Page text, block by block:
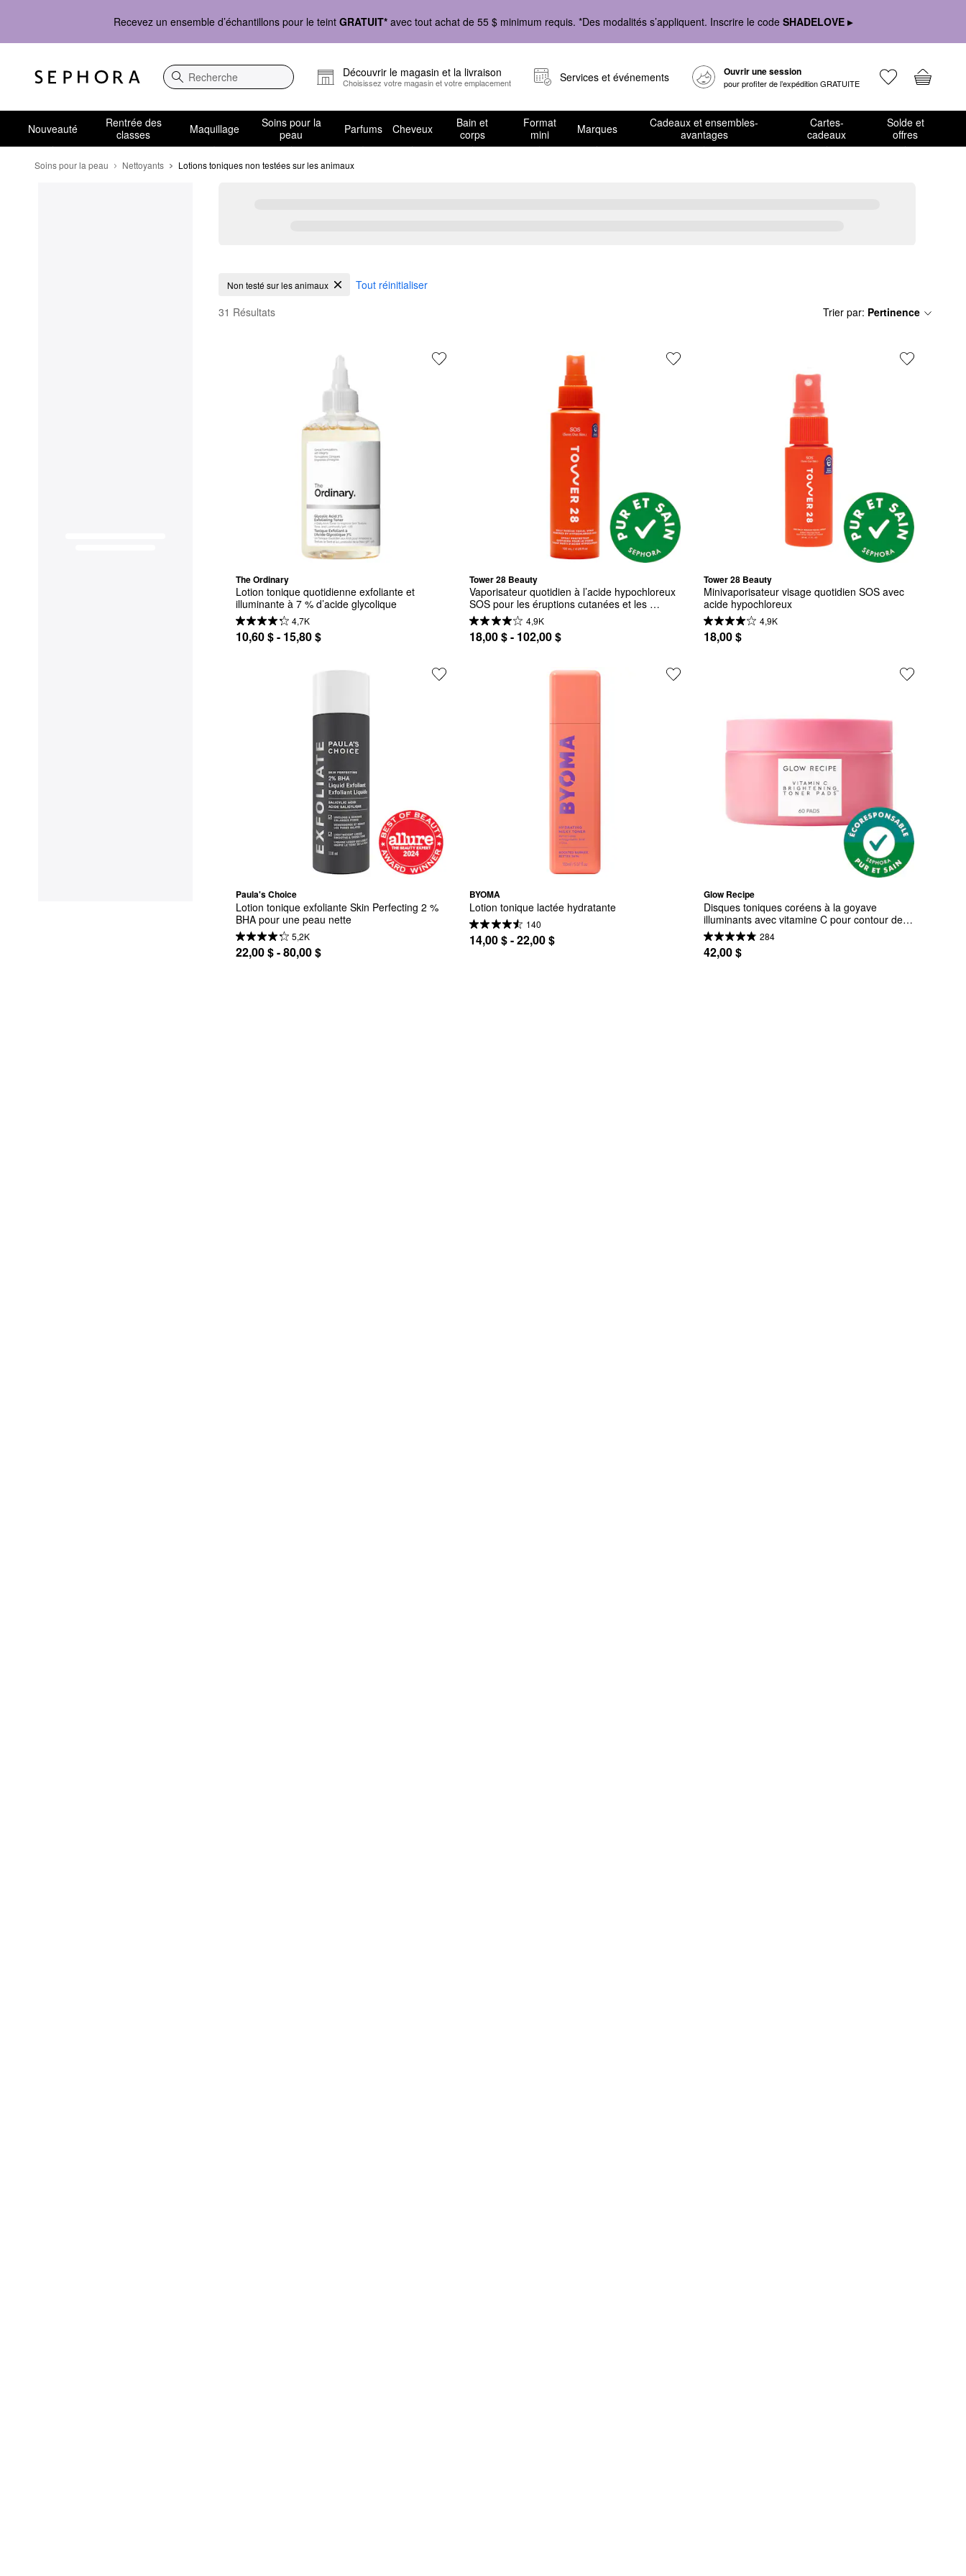
Recevez un ensemble d’échantillons pour le teint GRATUIT* avec tout achat de 55 $ minimum requis. *Des modalités s’appliquent. Inscrire le code SHADELOVE ▸
Recherche
Découvrir le magasin et la livraison
Choisissez votre magasin et votre emplacement Services et événements Ouvrir une session
pour profiter de l’expédition GRATUITE
Nouveauté
Rentrée des
classes
Maquillage
Soins pour la
peau
Parfums Cheveux
Bain et
corps
Format
mini
Marques
Cadeaux et ensembles-
avantages
Cartes-
cadeaux
Solde et
offres
Soins pour la peau Nettoyants Lotions toniques non testées sur les animaux
Lotions toniques non testées sur les animaux
Non testé sur les animaux
Tout réinitialiser
31 Résultats
Trier par: Pertinence
The Ordinary
Lotion tonique quotidienne exfoliante et
illuminante à 7 % d’acide glycolique
4,7K
10,60 $ - 15,80 $
Tower 28 Beauty
Vaporisateur quotidien à l’acide hypochloreux
SOS pour les éruptions cutanées et les
rougeurs
4,9K
18,00 $ - 102,00 $
Tower 28 Beauty
Minivaporisateur visage quotidien SOS avec
acide hypochloreux
4,9K
18,00 $
Paula's Choice
Lotion tonique exfoliante Skin Perfecting 2 %
BHA pour une peau nette
5,2K
22,00 $ - 80,00 $
BYOMA
Lotion tonique lactée hydratante
140
14,00 $ - 22,00 $
Glow Recipe
Disques toniques coréens à la goyave
illuminants avec vitamine C pour contour des
yeux et joues284
42,00 $